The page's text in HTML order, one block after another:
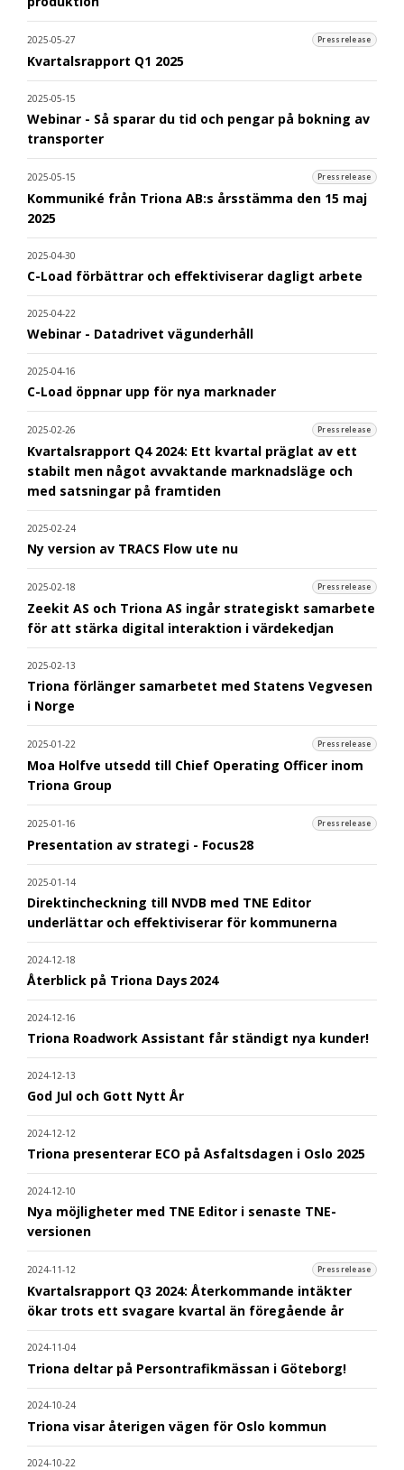
2025-05-27 Pressrelease
Kvartalsrapport Q1 2025
2025-05-15
Webinar - Så sparar du tid och pengar på bokning av
transporter
2025-05-15 Pressrelease
Kommuniké från Triona AB:s årsstämma den 15 maj
2025
2025-04-30
C-Load förbättrar och effektiviserar dagligt arbete
2025-04-22
Webinar - Datadrivet vägunderhåll
2025-04-16
C-Load öppnar upp för nya marknader
2025-02-26 Pressrelease
Kvartalsrapport Q4 2024: Ett kvartal präglat av ett
stabilt men något avvaktande marknadsläge och
med satsningar på framtiden
2025-02-24
Ny version av TRACS Flow ute nu
2025-02-18 Pressrelease
Zeekit AS och Triona AS ingår strategiskt samarbete
för att stärka digital interaktion i värdekedjan
2025-02-13
Triona förlänger samarbetet med Statens Vegvesen
i Norge
2025-01-22 Pressrelease
Moa Holfve utsedd till Chief Operating Officer inom
Triona Group
2025-01-16 Pressrelease
Presentation av strategi - Focus28
2025-01-14
Direktincheckning till NVDB med TNE Editor
underlättar och effektiviserar för kommunerna
2024-12-18
Återblick på Triona Days 2024
2024-12-16
Triona Roadwork Assistant får ständigt nya kunder!
2024-12-13
God Jul och Gott Nytt År
2024-12-12
Triona presenterar ECO på Asfaltsdagen i Oslo 2025
2024-12-10
Nya möjligheter med TNE Editor i senaste TNE-
versionen
2024-11-12 Pressrelease
Kvartalsrapport Q3 2024: Återkommande intäkter
ökar trots ett svagare kvartal än föregående år
2024-11-04
Triona deltar på Persontrafikmässan i Göteborg!
2024-10-24
Triona visar återigen vägen för Oslo kommun
2024-10-22